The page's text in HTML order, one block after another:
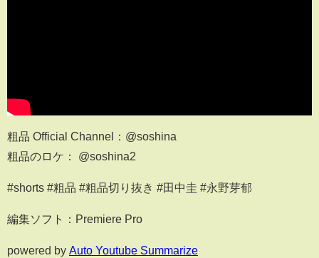
粗品 Official Channel：@soshina
粗品のロケ： @soshina2
#shorts #粗品 #粗品切り抜き #田中圭 #永野芽郁
編集ソフト：Premiere Pro
powered by Auto Youtube Summarize